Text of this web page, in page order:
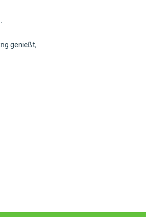
genießt,